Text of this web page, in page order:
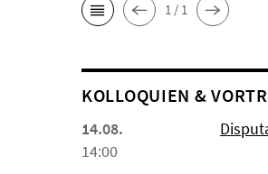
1 / 1
KOL­LO­QUIEN &
14.08.
14:00